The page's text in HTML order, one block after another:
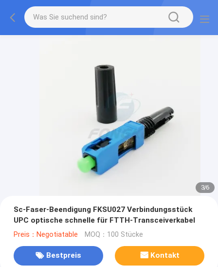
3/6
Sc-Faser-Beendigung FKSU027 Verbindungsstück
UPC optische schnelle für FTTH-Transceiverkabel
Preis：Negotiatable MOQ：100 Stücke
Bestpreis Kontakt